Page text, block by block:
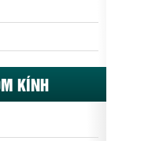
KÍNH